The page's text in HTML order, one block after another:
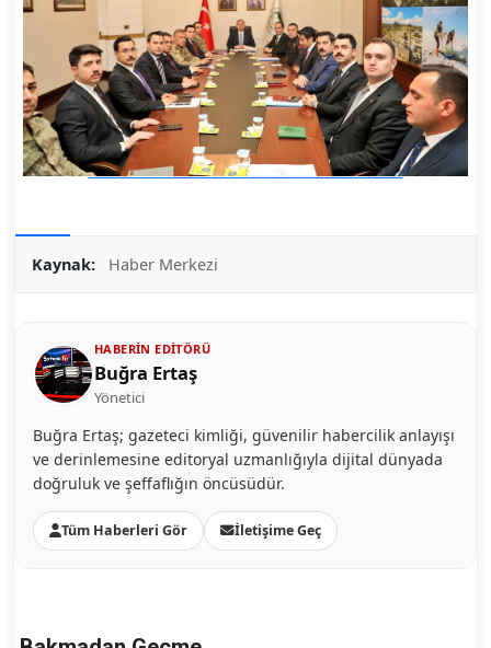
Kaynak: Haber Merkezi
HABERIN EDITÖRÜ
Buğra Ertaş
Yönetici
Buğra Ertaş; gazeteci kimliği, güvenilir habercilik anlayışı
ve derinlemesine editoryal uzmanlığıyla dijital dünyada
doğruluk ve şeffaflığın öncüsüdür.
Tüm Haberleri Gör İletişime Geç